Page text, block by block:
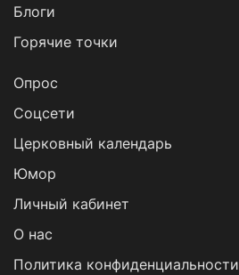
Блоги
Горячие точки
Опрос
Cоцсети
Церковный календарь
Юмор
Личный кабинет
О нас
Политика конфиденциальности